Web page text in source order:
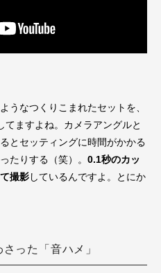
うなつくりこまれたセットを、
ますよね。カメラアングルと
とセッティングに時間がかかる
たりする（笑）。 0.1秒のカッ
撮影しているんですよ。とにか
った「音ハメ」